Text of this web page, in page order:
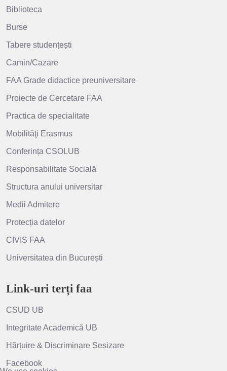
Biblioteca
Burse
Tabere studențești
Camin/Cazare
FAA Grade didactice preuniversitare
Proiecte de Cercetare FAA
Practica de specialitate
Mobilităţi Erasmus
Conferința CSOLUB
Responsabilitate Socială
Structura anului universitar
Medii Admitere
Protecția datelor
CIVIS FAA
Universitatea din București
Link-uri terți faa
CSUD UB
Integritate Academică UB
Hărțuire & Discriminare Sesizare
Facebook